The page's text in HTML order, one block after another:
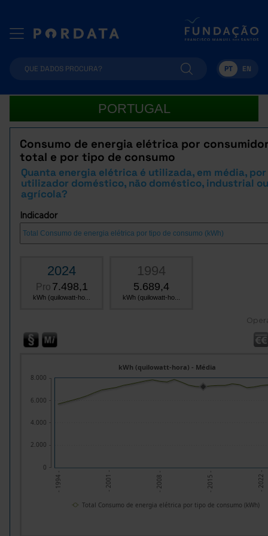
PT EN
PORTUGAL
Consumo de energia elétrica por
total e por tipo de consumo
Quanta energia elétrica é utilizada, em média, por
utilizador doméstico, não doméstico, industrial ou
agrícola?
Indicador
2024
Pro 7.498,1
kWh (quilowatt-ho...
1994
5.689,4
kWh (quilowatt-ho...
- 1994 - - 2001 - - 2008 - - 2015 - - 2022 -
kWh (quilowatt-hora) - Média
0
2.000
4.000
6.000
8.000
Total Consumo de energia elétrica por tipo de consumo (kWh)